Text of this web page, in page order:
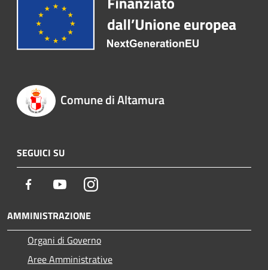
Comune di Altamura
SEGUICI SU
Facebook YoutubeInstagram
AMMINISTRAZIONE
Organi di Governo
Aree Amministrative